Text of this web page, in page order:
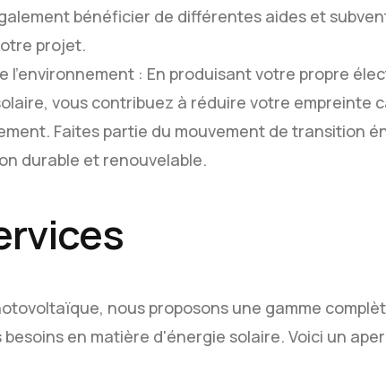
bénéficier de différentes aides et
projet.
l'environnement : En produisant votre propre
vous contribuez à réduire votre empreinte
Faites partie du mouvement de transition
durable et renouvelable.
nous proposons une gamme
besoins en matière d'énergie solaire. Voici un